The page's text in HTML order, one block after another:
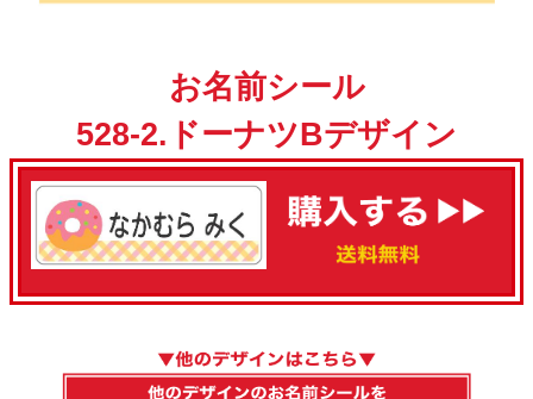
お名前シール
528-2.ドーナツBデザイン